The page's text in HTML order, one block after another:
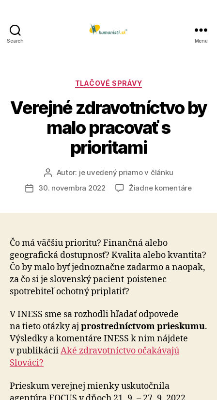
Search Menu
Kategórie
TLAČOVÉ SPRÁVY
Verejné zdravotníctvo by
malo pracovať s
prioritami
AutorAutor: je uvedený priamo v článku
Dátum30. novembra 2022 Žiadne komentárena
s
Čo má väčšiu prioritu? Finančná alebo
geografická dostupnosť? Kvalita alebo kvantita?
Čo by malo byť jednoznačne zadarmo a naopak,
za čo si je slovenský pacient-poistenec-
spotrebiteľ ochotný priplatiť?
V INESS sme sa rozhodli hľadať odpovede
na tieto otázky aj prostredníctvom prieskumu.
Výsledky a komentáre INESS k nim nájdete
v publikáciiAké zdravotníctvo očakávajú
Slováci?
Prieskum verejnej mienky uskutočnila